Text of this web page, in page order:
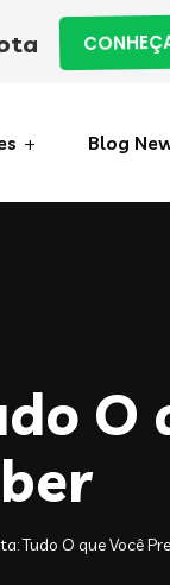
Blog
O
Tudo O que Você